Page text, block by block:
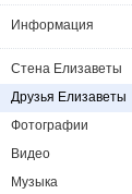
Информация
Стена Елизаветы
Друзья Елизаветы
Фотографии
Видео
Музыка